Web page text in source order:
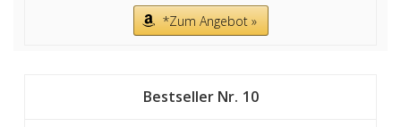
*Zum Angebot »
10